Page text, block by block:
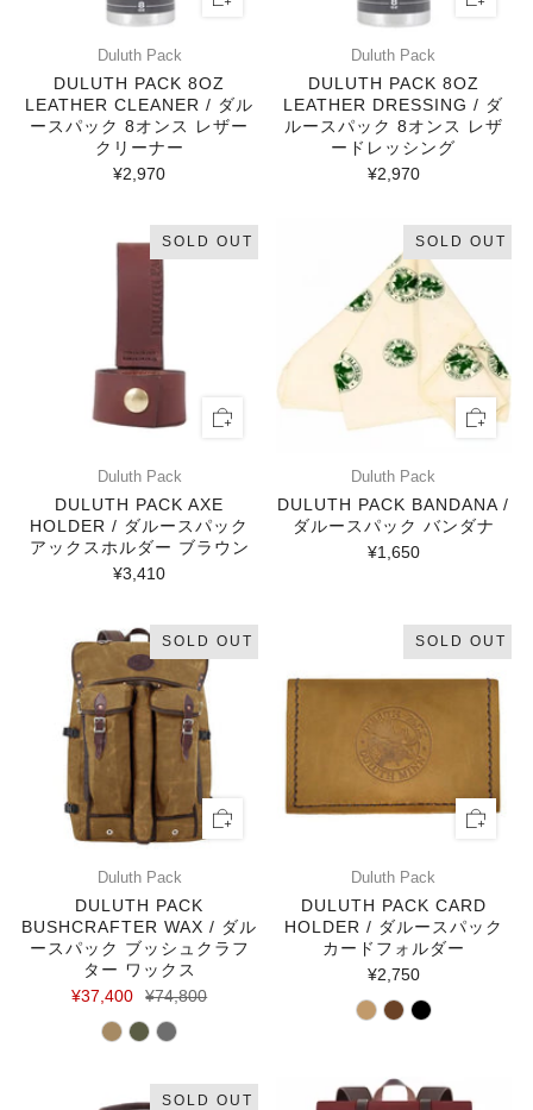
Duluth Pack
DULUTH PACK 8OZ
LEATHER CLEANER / ダル
ースパック 8オンス レザー
クリーナー
¥2,970
Duluth Pack
DULUTH PACK 8OZ
LEATHER DRESSING / ダ
ルースパック 8オンス レザ
ードレッシング
¥2,970
SOLD OUT
Duluth Pack
DULUTH PACK AXE
HOLDER / ダルースパック
アックスホルダー ブラウン
¥3,410
SOLD OUT
Duluth Pack
DULUTH PACK BANDANA /
ダルースパック バンダナ
¥1,650
SOLD OUT
Duluth Pack
DULUTH PACK
BUSHCRAFTER WAX / ダル
ースパック ブッシュクラフ
ター ワックス
¥37,400
¥74,800
SOLD OUT
Duluth Pack
DULUTH PACK CARD
HOLDER / ダルースパック
カードフォルダー
¥2,750
SOLD OUT